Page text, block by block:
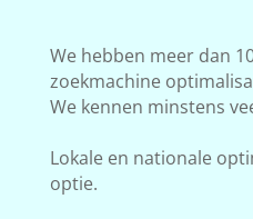
We hebben meer dan
zoekmachine
We kennen minstens
Lokale en nationale
optie.